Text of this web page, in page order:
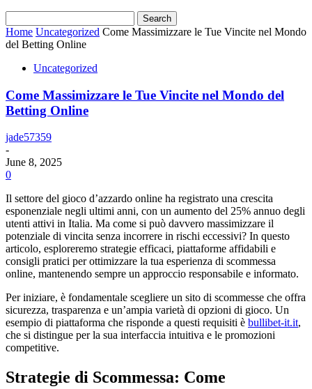
Home Uncategorized Come Massimizzare le Tue Vincite nel Mondo
del Betting Online
Uncategorized
Come Massimizzare le Tue Vincite nel Mondo del
Betting Online
jade57359
-
June 8, 2025
0
Il settore del gioco d’azzardo online ha registrato una crescita
esponenziale negli ultimi anni, con un aumento del 25% annuo degli
utenti attivi in Italia. Ma come si può davvero massimizzare il
potenziale di vincita senza incorrere in rischi eccessivi? In questo
articolo, esploreremo strategie efficaci, piattaforme affidabili e
consigli pratici per ottimizzare la tua esperienza di scommessa
online, mantenendo sempre un approccio responsabile e informato.
Per iniziare, è fondamentale scegliere un sito di scommesse che offra
sicurezza, trasparenza e un’ampia varietà di opzioni di gioco. Un
esempio di piattaforma che risponde a questi requisiti è bullibet-it.it,
che si distingue per la sua interfaccia intuitiva e le promozioni
competitive.
Strategie di Scommessa: Come